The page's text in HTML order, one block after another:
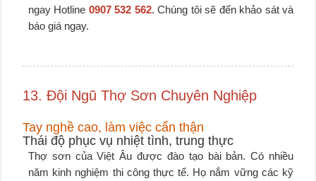
ngay Hotline 0907 532 562. Chúng tôi sẽ đến khảo sát và
báo giá ngay.
13. Đội Ngũ Thợ Sơn Chuyên Nghiệp
Tay nghề cao, làm việc cẩn thận
Thái độ phục vụ nhiệt tình, trung thực
Thợ sơn của Việt Âu được đào tạo bài bản. Có nhiều
năm kinh nghiệm thi công thực tế. Họ nắm vững các kỹ